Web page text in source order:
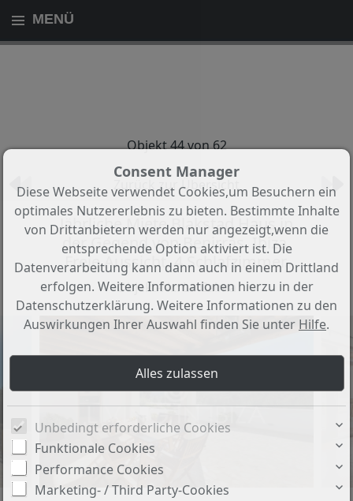
MENÜ
Objekt 44 von 62
Zurück zur Übersicht
Jährliche Miete Blakstad Haus in
der Gegend von Benirrás, Ibiza.
Freie Aussicht. 4 Schlafzimmer.
Objekt-Nr.: La Calma
Consent Manager
Diese Webseite verwendet Cookies,um Besuchern ein
optimales Nutzererlebnis zu bieten. Bestimmte Inhalte
von Drittanbietern werden nur angezeigt,wenn die
entsprechende Option aktiviert ist. Die
Datenverarbeitung kann dann auch in einem Drittland
erfolgen. Weitere Informationen hierzu in der
Datenschutzerklärung. Weitere Informationen zu den
Auswirkungen Ihrer Auswahl finden Sie unter Hilfe.
Unbedingt erforderliche Cookies
Funktionale Cookies
Performance Cookies
Marketing- / Third Party-Cookies